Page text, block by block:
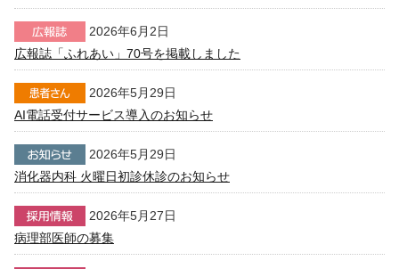
2026年6月2日
広報誌「ふれあい」70号を掲載しました
2026年5月29日
AI電話受付サービス導入のお知らせ
2026年5月29日
消化器内科 火曜日初診休診のお知らせ
2026年5月27日
病理部医師の募集